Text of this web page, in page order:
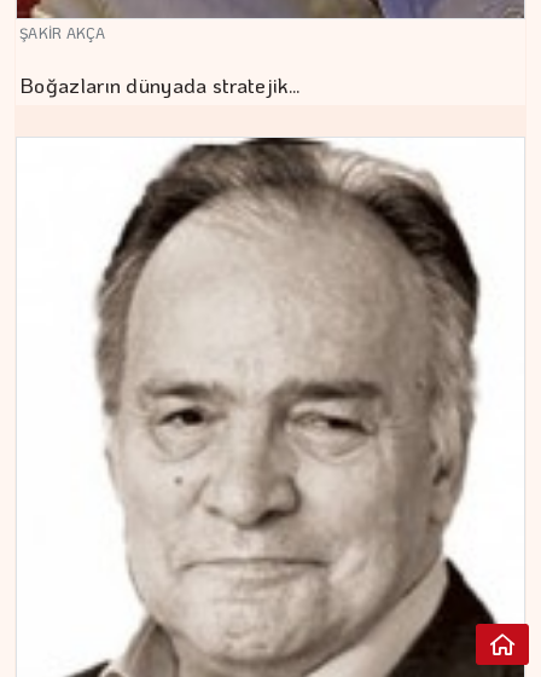
ŞAKİR AKÇA
Boğazların dünyada stratejik…